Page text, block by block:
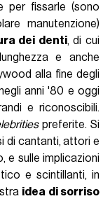
per fissarle (sono
manutenzione)
dei denti, di cui
e anche
alla fine degli
anni '80 e oggi
e riconoscibili.
preferite. Si
di cantanti, attori e
e sulle implicazioni
e scintillanti, in
idea di sorriso